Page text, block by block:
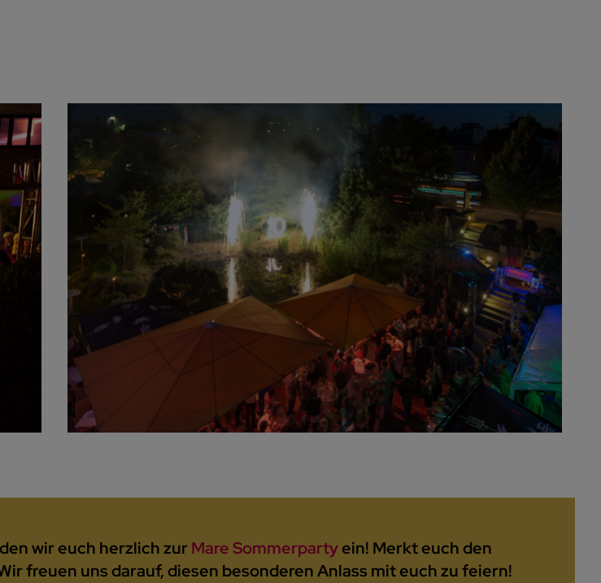
wir euch herzlich zurMare Sommerpartyein! Merkt euch den
freuen uns darauf, diesen besonderen Anlass mit euch zu feiern!